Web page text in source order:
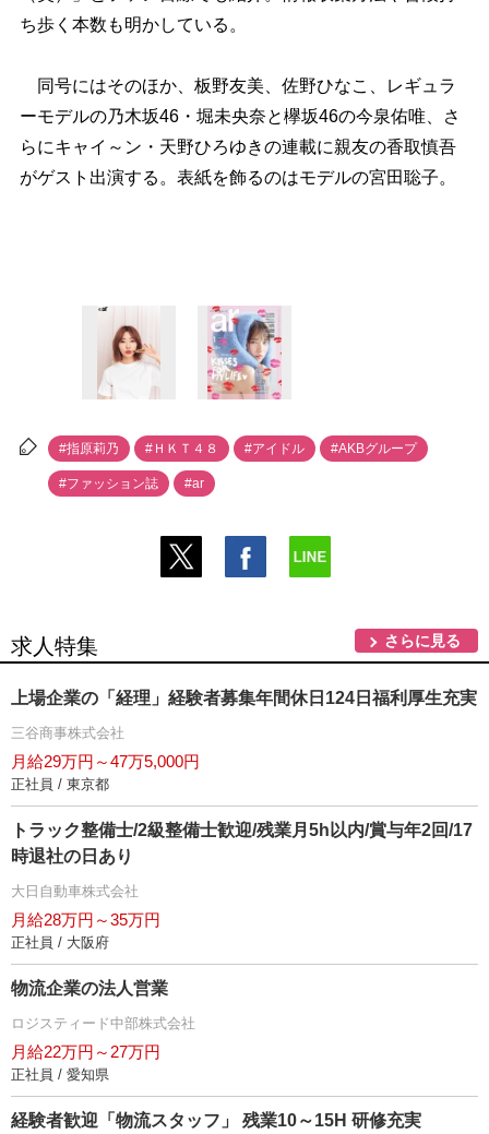
ち歩く本数も明かしている。
同号にはそのほか、板野友美、佐野ひなこ、レギュラ
ーモデルの乃木坂46・堀未央奈と欅坂46の今泉佑唯、さ
らにキャイ～ン・天野ひろゆきの連載に親友の香取慎吾
がゲスト出演する。表紙を飾るのはモデルの宮田聡子。
#指原莉乃 #ＨＫＴ４８ #アイドル #AKBグループ
#ファッション誌 #ar
求人特集 さらに見る
上場企業の「経理」経験者募集年間休日124日福利厚生充実
三谷商事株式会社
月給29万円～47万5,000円
正社員 / 東京都
トラック整備士/2級整備士歓迎/残業月5h以内/賞与年2回/17
時退社の日あり
大日自動車株式会社
月給28万円～35万円
正社員 / 大阪府
物流企業の法人営業
ロジスティード中部株式会社
月給22万円～27万円
正社員 / 愛知県
経験者歓迎「物流スタッフ」 残業10～15H 研修充実